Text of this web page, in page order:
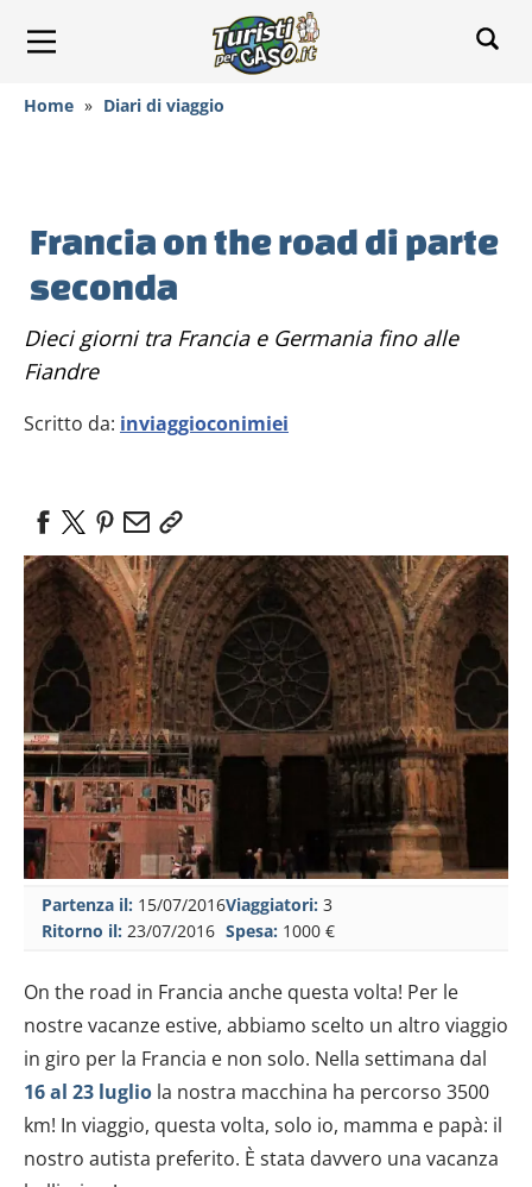
Home » Diari di viaggio
Francia on the road di parte
seconda
Dieci giorni tra Francia e Germania fino alle
Fiandre
Scritto da: inviaggioconimiei
Partenza il: 15/07/2016
Ritorno il: 23/07/2016
Viaggiatori: 3
Spesa: 1000 €
On the road in Francia anche questa volta! Per le
nostre vacanze estive, abbiamo scelto un altro viaggio
in giro per la Francia e non solo. Nella settimana dal
16 al 23 luglio la nostra macchina ha percorso 3500
km! In viaggio, questa volta, solo io, mamma e papà: il
nostro autista preferito. È stata davvero una vacanza